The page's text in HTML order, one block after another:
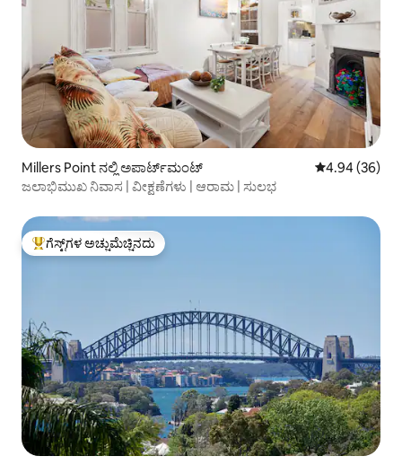
Millers Point ನಲ್ಲಿ ಅಪಾರ್ಟ್‌ಮಂಟ್ 5 ರಲ್ಲಿ 4.94
4.94 (36)
ಜಲಾಭಿಮುಖ ನಿವಾಸ | ವೀಕ್ಷಣೆಗಳು | ಆರಾಮ | ಸುಲಭ
ಗೆಸ್ಟ್‌ಗಳಿಗೆ ಅತಿ ಹೆಚ್ಚು ಅಚ್ಚುಮೆಚ್ಚಿನದು
ಗೆಸ್ಟ್‌ಗಳ ಅಚ್ಚುಮೆಚ್ಚಿನದು